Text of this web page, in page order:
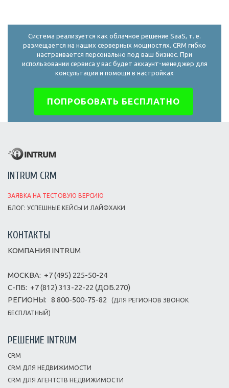
Система реализуется как облачное решение SaaS, т. е.
размещается на наших серверных мощностях. CRM гибко
настраивается персонально под ваш бизнес. При
использовании сервиса у вас будет аккаунт-менеджер для
консультации и помощи в настройках
ПОПРОБОВАТЬ БЕСПЛАТНО
INTRUM CRM
ЗАЯВКА НА ТЕСТОВУЮ ВЕРСИЮ
БЛОГ: УСПЕШНЫЕ КЕЙСЫ И ЛАЙФХАКИ
КОНТАКТЫ
КОМПАНИЯ INTRUM
МОСКВА: +7 (495) 225-50-24
С-ПБ: +7 (812) 313-22-22 (ДОБ.270)
РЕГИОНЫ: 8 800-500-75-82
(ДЛЯ РЕГИОНОВ ЗВОНОК
БЕСПЛАТНЫЙ)
РЕШЕНИЕ INTRUM
CRM
CRM ДЛЯ НЕДВИЖИМОСТИ
CRM ДЛЯ АГЕНТСТВ НЕДВИЖИМОСТИ